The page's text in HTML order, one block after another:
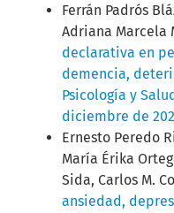
Ferrán Padrós
Adriana Marcela
declarativa en
demencia,
Psicología y
diciembre de
Ernesto Peredo
María Érika
Sida, Carlos M.
ansiedad,